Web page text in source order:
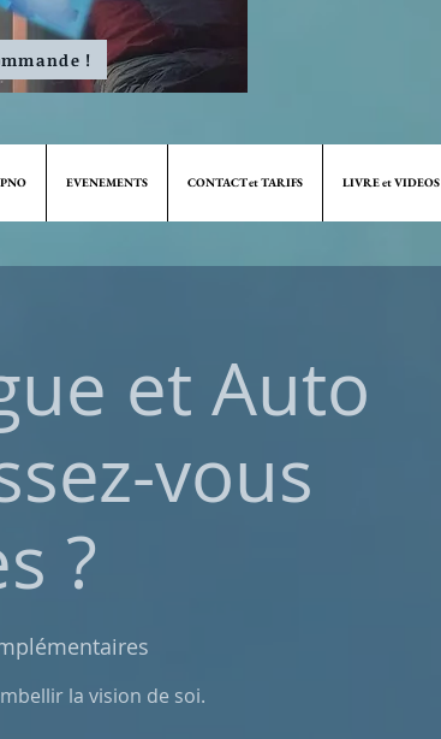
!
EVENEMENTS CONTACT et TARIFS LIVRE et VIDEOS
et Auto
vous
?
la vision de soi.